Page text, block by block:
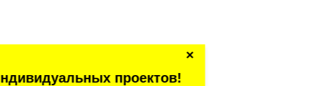
проектов!
×